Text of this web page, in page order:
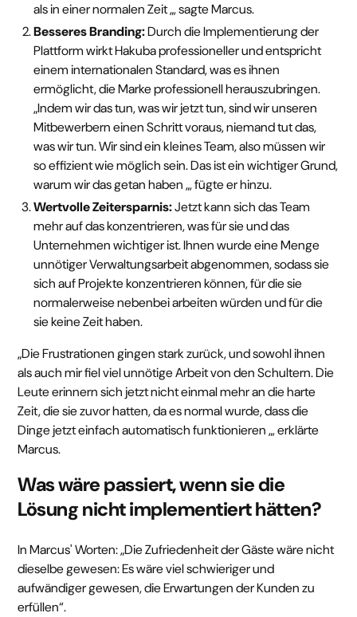
als in einer normalen Zeit „, sagte Marcus.
Besseres Branding:Durch die Implementierung der
Plattform wirkt Hakuba professioneller und entspricht
einem internationalen Standard, was es ihnen
ermöglicht, die Marke professionell herauszubringen.
„Indem wir das tun, was wir jetzt tun, sind wir unseren
Mitbewerbern einen Schritt voraus, niemand tut das,
was wir tun. Wir sind ein kleines Team, also müssen wir
so effizient wie möglich sein. Das ist ein wichtiger Grund,
warum wir das getan haben „, fügte er hinzu.
Wertvolle Zeitersparnis:Jetzt kann sich das Team
mehr auf das konzentrieren, was für sie und das
Unternehmen wichtiger ist. Ihnen wurde eine Menge
unnötiger Verwaltungsarbeit abgenommen, sodass sie
sich auf Projekte konzentrieren können, für die sie
normalerweise nebenbei arbeiten würden und für die
sie keine Zeit haben.
„Die Frustrationen gingen stark zurück, und sowohl ihnen
als auch mir fiel viel unnötige Arbeit von den Schultern. Die
Leute erinnern sich jetzt nicht einmal mehr an die harte
Zeit, die sie zuvor hatten, da es normal wurde, dass die
Dinge jetzt einfach automatisch funktionieren „, erklärte
Marcus.
Was wäre passiert, wenn sie die
Lösung nicht implementiert hätten?
In Marcus' Worten: „Die Zufriedenheit der Gäste wäre nicht
dieselbe gewesen: Es wäre viel schwieriger und
aufwändiger gewesen, die Erwartungen der Kunden zu
erfüllen“.